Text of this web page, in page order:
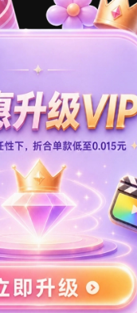
点此了解！
风模板 简约